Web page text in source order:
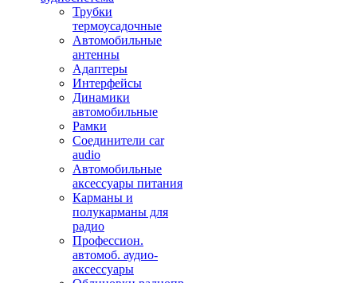
Трубки
термоусадочные
Автомобильные
антенны
Адаптеры
Интерфейсы
Динамики
автомобильные
Рамки
Соединители car
audio
Автомобильные
аксессуары питания
Карманы и
полукарманы для
радио
Профессион.
автомоб. аудио-
аксессуары